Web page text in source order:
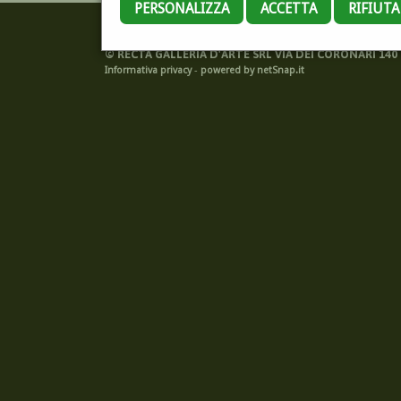
PERSONALIZZA ACCETTA
©RECTA GALLERIA D'ARTE SRL VIA DEI CORONARI
Informativa privacy- powered by netSnap.it